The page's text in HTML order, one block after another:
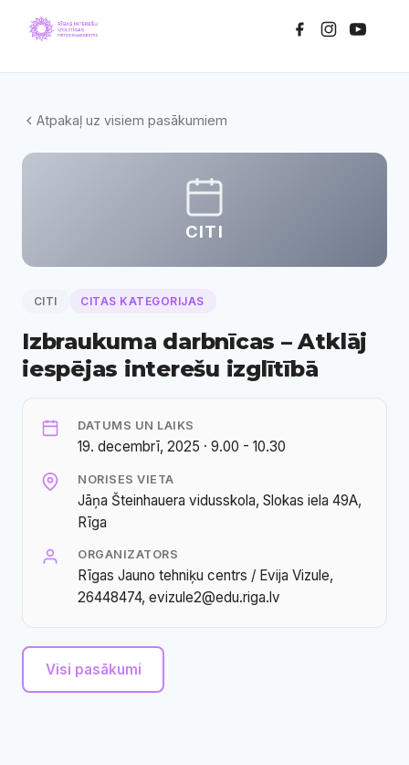
Atpakaļ uz visiem pasākumiem
CITI
CITI CITAS KATEGORIJAS
Izbraukuma darbnīcas – Atklāj
iespējas interešu izglītībā
DATUMS UN LAIKS
19. decembrī, 2025 · 9.00 - 10.30
NORISES VIETA
Jāņa Šteinhauera vidusskola, Slokas iela 49A,
Rīga
ORGANIZATORS
Rīgas Jauno tehniķu centrs / Evija Vizule,
26448474, evizule2@edu.riga.lv
Visi pasākumi